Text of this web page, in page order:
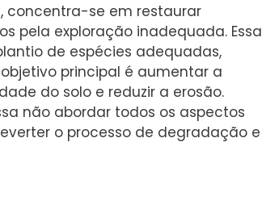
concentra-se em restaurar
pela exploração inadequada. Essa
de espécies adequadas,
principal é aumentar a
do solo e reduzir a erosão.
não abordar todos os aspectos
o processo de degradação e